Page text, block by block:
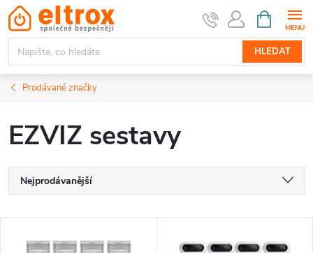
Přejít
na
obsah
HLEDAT
NÁKUPNÍ
KOŠÍK
Prodávané značky
EZVIZ sestavy
Ř
a
Nejprodávanější
V